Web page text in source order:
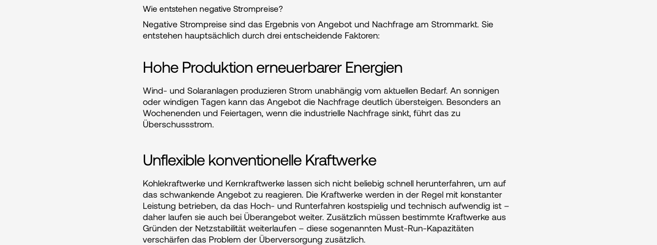
Wie entstehen negative Strompreise?
Negative Strompreise sind das Ergebnis von Angebot und Nachfrage am Strommarkt. Sie
entstehen hauptsächlich durch drei entscheidende Faktoren:
Hohe Produktion erneuerbarer Energien
Wind- und Solaranlagen produzieren Strom unabhängig vom aktuellen Bedarf. An sonnigen
oder windigen Tagen kann das Angebot die Nachfrage deutlich übersteigen. Besonders an
Wochenenden und Feiertagen, wenn die industrielle Nachfrage sinkt, führt das zu
Überschussstrom.
Unflexible konventionelle Kraftwerke
Kohlekraftwerke und Kernkraftwerke lassen sich nicht beliebig schnell herunterfahren, um auf
das schwankende Angebot zu reagieren. Die Kraftwerke werden in der Regel mit konstanter
Leistung betrieben, da das Hoch- und Runterfahren kostspielig und technisch aufwendig ist –
daher laufen sie auch bei Überangebot weiter. Zusätzlich müssen bestimmte Kraftwerke aus
Gründen der Netzstabilität weiterlaufen – diese sogenannten Must-Run-Kapazitäten
verschärfen das Problem der Überversorgung zusätzlich.